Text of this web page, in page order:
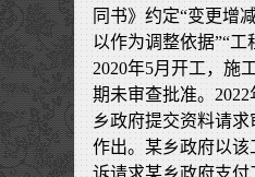
同书》约定“变更增
以作为调整依据”“
2020年5月开工，施
期未审查批准。
乡政府提交资料请
作出。某乡政府以该
诉请求某乡政府支付